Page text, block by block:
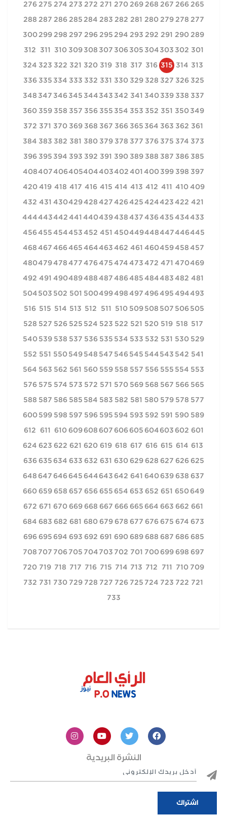
265
266
267
268
269
270
271
272
273
274
275
276
277
278
279
280
281
282
283
284
285
286
287
288
289
290
291
292
293
294
295
296
297
298
299
300
301
302
303
304
305
306
307
308
309
310
311
312
313
314
315
316
317
318
319
320
321
322
323
324
325
326
327
328
329
330
331
332
333
334
335
336
337
338
339
340
341
342
343
344
345
346
347
348
349
350
351
352
353
354
355
356
357
358
359
360
361
362
363
364
365
366
367
368
369
370
371
372
373
374
375
376
377
378
379
380
381
382
383
384
385
386
387
388
389
390
391
392
393
394
395
396
397
398
399
400
401
402
403
404
405
406
407
408
409
410
411
412
413
414
415
416
417
418
419
420
421
422
423
424
425
426
427
428
429
430
431
432
433
434
435
436
437
438
439
440
441
442
443
444
445
446
447
448
449
450
451
452
453
454
455
456
457
458
459
460
461
462
463
464
465
466
467
468
469
470
471
472
473
474
475
476
477
478
479
480
481
482
483
484
485
486
487
488
489
490
491
492
493
494
495
496
497
498
499
500
501
502
503
504
505
506
507
508
509
510
511
512
513
514
515
516
517
518
519
520
521
522
523
524
525
526
527
528
529
530
531
532
533
534
535
536
537
538
539
540
541
542
543
544
545
546
547
548
549
550
551
552
553
554
555
556
557
558
559
560
561
562
563
564
565
566
567
568
569
570
571
572
573
574
575
576
577
578
579
580
581
582
583
584
585
586
587
588
589
590
591
592
593
594
595
596
597
598
599
600
601
602
603
604
605
606
607
608
609
610
611
612
613
614
615
616
617
618
619
620
621
622
623
624
625
626
627
628
629
630
631
632
633
634
635
636
637
638
639
640
641
642
643
644
645
646
647
648
649
650
651
652
653
654
655
656
657
658
659
660
661
662
663
664
665
666
667
668
669
670
671
672
673
674
675
676
677
678
679
680
681
682
683
684
685
686
687
688
689
690
691
692
693
694
695
696
697
698
699
700
701
702
703
704
705
706
707
708
709
710
711
712
713
714
715
716
717
718
719
720
721
722
723
724
725
726
727
728
729
730
731
732
733
النشرة البريدية